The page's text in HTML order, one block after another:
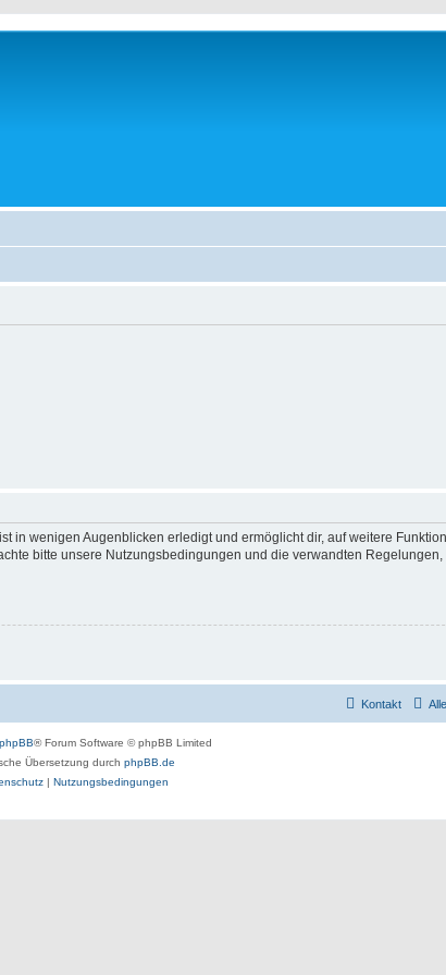
in wenigen Augenblicken erledigt und ermöglicht dir, auf weitere
bitte unsere Nutzungsbedingungen und die verwandten
Kontakt
phpBB® Forum Software © phpBB Limited
Übersetzung durch phpBB.de
| Nutzungsbedingungen